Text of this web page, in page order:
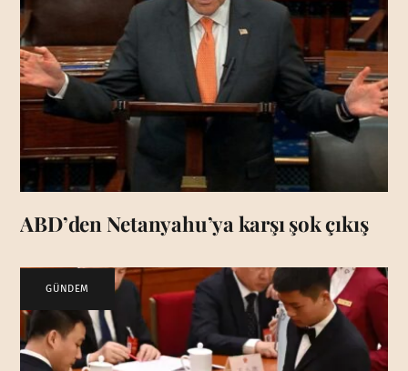
ABD’den Netanyahu’ya karşı şok çıkış
GÜNDEM